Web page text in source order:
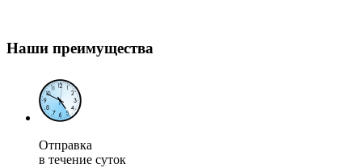
Наши преимущества
Отправка
в течение суток